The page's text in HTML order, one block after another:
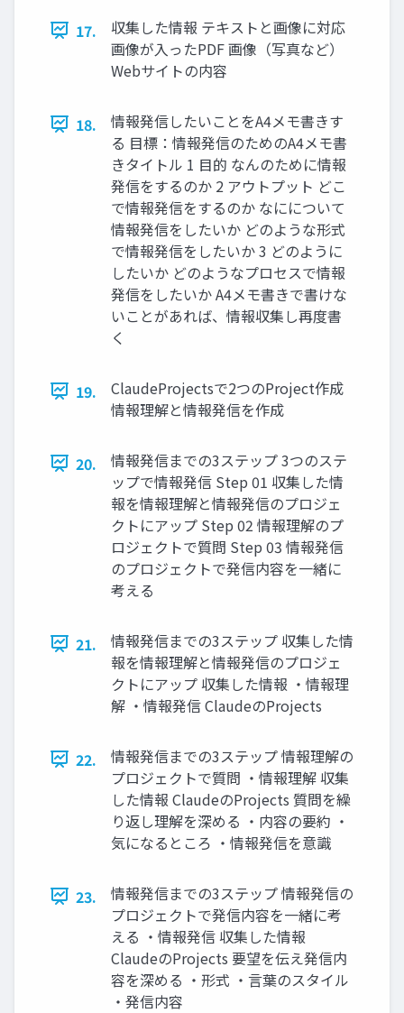
17.
収集した情報 テキストと画像に対応
画像が入ったPDF 画像（写真など）
Webサイトの内容
18.
情報発信したいことをA4メモ書きす
る 目標：情報発信のためのA4メモ書
きタイトル 1 目的 なんのために情報
発信をするのか 2 アウトプット どこ
で情報発信をするのか なにについて
情報発信をしたいか どのような形式
で情報発信をしたいか 3 どのように
したいか どのようなプロセスで情報
発信をしたいか A4メモ書きで書けな
いことがあれば、情報収集し再度書
く
19.
ClaudeProjectsで2つのProject作成
情報理解と情報発信を作成
20.
情報発信までの3ステップ 3つのステ
ップで情報発信 Step 01 収集した情
報を情報理解と情報発信のプロジェ
クトにアップ Step 02 情報理解のプ
ロジェクトで質問 Step 03 情報発信
のプロジェクトで発信内容を一緒に
考える
21.
情報発信までの3ステップ 収集した情
報を情報理解と情報発信のプロジェ
クトにアップ 収集した情報 ・情報理
解 ・情報発信 ClaudeのProjects
22.
情報発信までの3ステップ 情報理解の
プロジェクトで質問 ・情報理解 収集
した情報 ClaudeのProjects 質問を繰
り返し理解を深める ・内容の要約 ・
気になるところ ・情報発信を意識
23.
情報発信までの3ステップ 情報発信の
プロジェクトで発信内容を一緒に考
える ・情報発信 収集した情報
ClaudeのProjects 要望を伝え発信内
容を深める ・形式 ・言葉のスタイル
・発信内容